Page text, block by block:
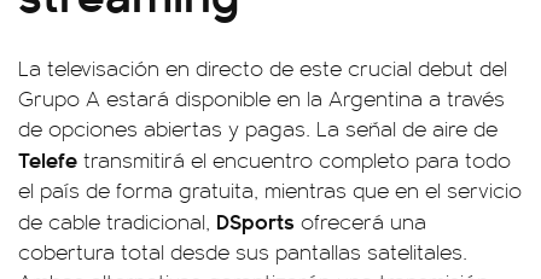
La televisación en directo de este crucial debut del
Grupo A estará disponible en la Argentina a través
de opciones abiertas y pagas. La señal de aire de
Telefe transmitirá el encuentro completo para todo
el país de forma gratuita, mientras que en el servicio
de cable tradicional, DSports ofrecerá una
cobertura total desde sus pantallas satelitales.